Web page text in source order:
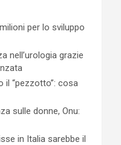
per lo sviluppo
nell’urologia grazie
il “pezzotto”: cosa
sulle donne, Onu:
in Italia sarebbe il